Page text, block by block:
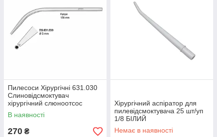
Пилесоси Хірургічні 631.030
Слиновідсмоктувач
хірургічний слюноотсос
В наявності
270 ₴
Хірургічний аспіратор для
пилевідсмоктувача 25 шт/уп
1/8 БІЛИЙ
Немає в наявності